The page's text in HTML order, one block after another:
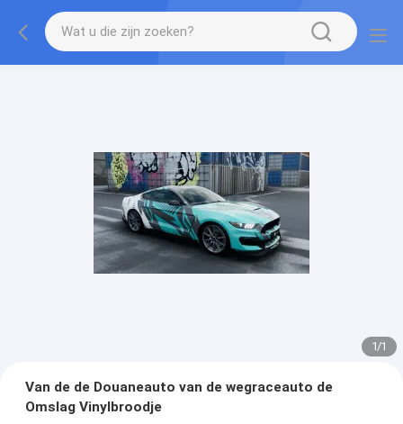
1/1
Van de de Douaneauto van de wegraceauto de
Omslag Vinylbroodje